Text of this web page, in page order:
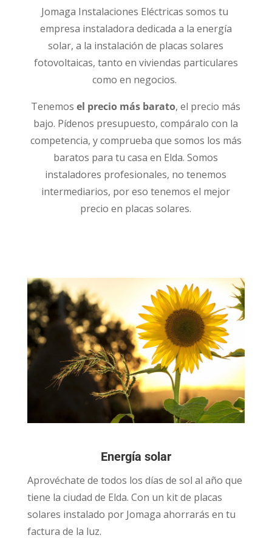
Jomaga Instalaciones Eléctricas somos tu
empresa instaladora dedicada a la energía
solar, a la instalación de placas solares
fotovoltaicas, tanto en viviendas particulares
como en negocios.
Tenemosel precio más barato, el precio más
bajo. Pídenos presupuesto, compáralo con la
competencia, y comprueba que somos los más
baratos para tu casa en Elda. Somos
instaladores profesionales, no tenemos
intermediarios, por eso tenemos el mejor
precio en placas solares.
Energía solar
Aprovéchate de todos los días de sol al año que
tiene la ciudad de Elda. Con un kit de placas
solares instalado por Jomaga ahorrarás en tu
factura de la luz.